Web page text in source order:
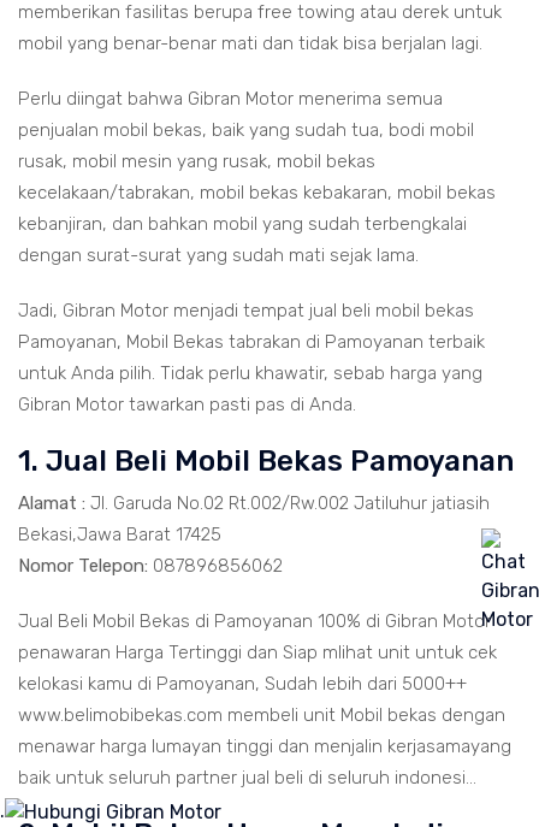
memberikan fasilitas berupa free towing atau derek untuk
mobil yang benar-benar mati dan tidak bisa berjalan lagi.
Perlu diingat bahwa Gibran Motor menerima semua
penjualan mobil bekas, baik yang sudah tua, bodi mobil
rusak, mobil mesin yang rusak, mobil bekas
kecelakaan/tabrakan, mobil bekas kebakaran, mobil bekas
kebanjiran, dan bahkan mobil yang sudah terbengkalai
dengan surat-surat yang sudah mati sejak lama.
Jadi, Gibran Motor menjadi tempat jual beli mobil bekas
Pamoyanan, Mobil Bekas tabrakan di Pamoyanan terbaik
untuk Anda pilih. Tidak perlu khawatir, sebab harga yang
Gibran Motor tawarkan pasti pas di Anda.
1. Jual Beli Mobil Bekas Pamoyanan
Alamat : Jl. Garuda No.02 Rt.002/Rw.002 Jatiluhur jatiasih
Bekasi,Jawa Barat 17425
Nomor Telepon: 087896856062
Jual Beli Mobil Bekas di Pamoyanan 100% di Gibran Motor
penawaran Harga Tertinggi dan Siap mlihat unit untuk cek
kelokasi kamu di Pamoyanan, Sudah lebih dari 5000++
www.belimobibekas.com membeli unit Mobil bekas dengan
menawar harga lumayan tinggi dan menjalin kerjasamayang
baik untuk seluruh partner jual beli di seluruh indonesi...
.